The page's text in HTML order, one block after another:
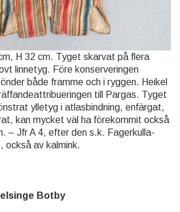
H 32 cm. Tyget skarvat på flera
linnetyg. Före konserveringen
både framme och i ryggen. Heikel
till Pargas. Tyget
ylletyg i atlasbindning, enfärgat,
kan mycket väl ha förekommit också
– Jfr A 4, efter den s.k. Fagerkulla-
också av kalmink.
Botby